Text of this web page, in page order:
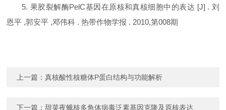
5. 果胶裂解酶PelC基因在原核和真核细胞中的表达 [J] . 刘
恩平 ,郭安平 ,邓伟科 . 热带作物学报 . 2010,第008期
上一篇：真核酸性核糖体P蛋白结构与功能解析
下一篇：甜菜夜蛾核多角体病毒泛素基因克隆及原核表达